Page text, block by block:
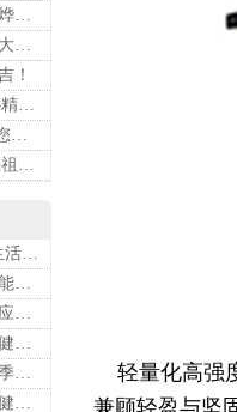
· 世界红十字日，诗烨向全体红十字人致以最诚挚的节日祝福
· 元宵佳节，诗烨祝大家团团圆圆
！
· 抢先领取|诗烨2025精美台历超前放送！
· 逐梦金秋 | 诗烨邀您共赴第90届中国国际医疗器械博览会
· 盛世华诞|衷心祝福祖国母亲昌盛富强！
· “健康环境，健康生活”，上海第37个爱国卫生月系列活动
· 医疗应急工作中不能忽略的设备：医用转运车
· 第三届上海市医疗应急青年职业技能大赛暨第八届进博会医疗保障技能大比武活动通知
· 2025年上海市妇幼健康工作要点
· 关于做好2025年春季新冠病毒感染等重点传染病防治工作的通知
· 2025年上海市卫生健康工作要点
轻量化高强